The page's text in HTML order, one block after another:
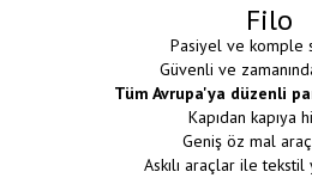
Filo
Pasiyel ve komple
Güvenli ve
Tüm Avrupa'ya düzenli
Kapıdan kapıya
Geniş öz mal
Askılı araçlar ile